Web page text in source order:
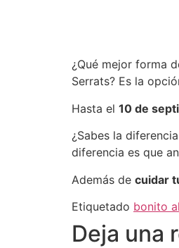
¿Qué mejor forma
Serrats? Es la
Hasta el 10 de
¿Sabes la
diferencia es que
Además de cuidar
Etiquetado bonito
Deja una